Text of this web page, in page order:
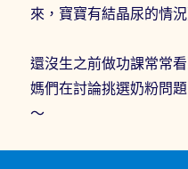
來，寶寶有結晶尿的情況
還沒生之前做功課常常
媽們在討論挑選奶粉問
～